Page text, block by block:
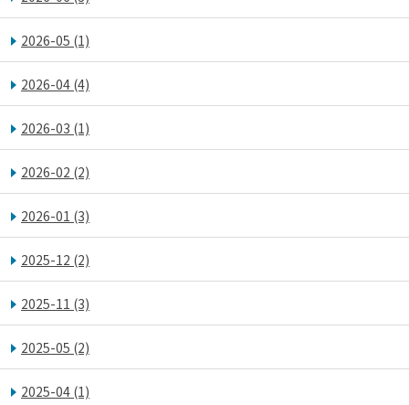
2026-05 (1)
2026-04 (4)
2026-03 (1)
2026-02 (2)
2026-01 (3)
2025-12 (2)
2025-11 (3)
2025-05 (2)
2025-04 (1)